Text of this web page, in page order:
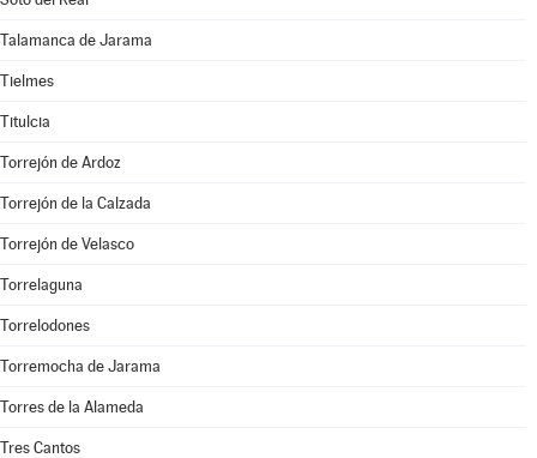
Talamanca de Jarama
Tielmes
Titulcia
Torrejón de Ardoz
Torrejón de la Calzada
Torrejón de Velasco
Torrelaguna
Torrelodones
Torremocha de Jarama
Torres de la Alameda
Tres Cantos